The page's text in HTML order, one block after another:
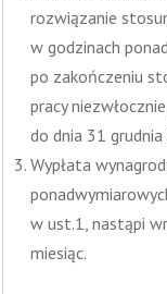
rozwiązanie
w godzinach
po zakończeniu
pracy
do dnia 31
Wypłata
w ust.1, nastąpi
miesiąc.